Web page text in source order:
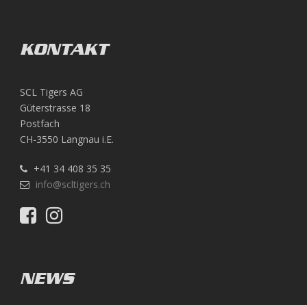
KONTAKT
SCL Tigers AG
Güterstrasse 18
Postfach
CH-3550 Langnau i.E.
+41 34 408 35 35
info@scltigers.ch
NEWS